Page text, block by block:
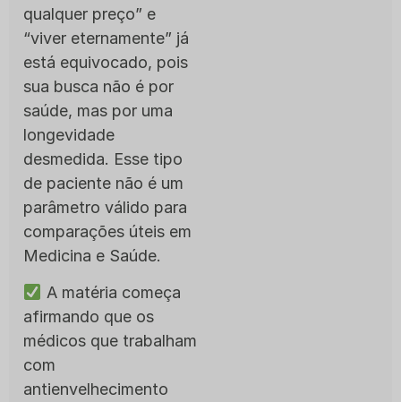
qualquer preço” e
“viver eternamente” já
está equivocado, pois
sua busca não é por
saúde, mas por uma
longevidade
desmedida. Esse tipo
de paciente não é um
parâmetro válido para
comparações úteis em
Medicina e Saúde.
A matéria começa
afirmando que os
médicos que trabalham
com
antienvelhecimento